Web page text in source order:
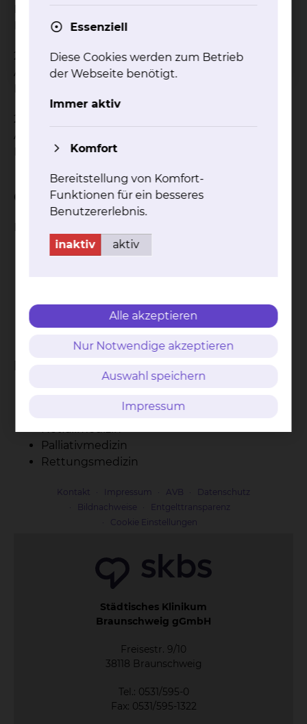
Funktionsoberarzt Städtisches Klinikum
Braunschweig, Klinik für Anästhesiologie
2003
Assistenzarzt Städtisches Klinikum
2001
Ärztin im Praktikum Städtisches Klinikum
Braunschweig, Klinik für Anästhesiologie
Qualifikation
Anästhesie
Leitender Notarzt
Transplantationsbeauftragter
Intensivmedizin
Palliativmedizin
Rettungsmedizin
Kontakt Impressum AVB
Datenschutz
Bildnachweise
Entgelttransparenz
Cookie Einstellungen
Städtisches Klinikum
Braunschweig gGmbH
Freisestr. 9/10
38118 Braunschweig
Tel.: 0531/595-0
Fax: 0531/595-1322
Essenziell
Diese Cookies werden zum Betrieb
der Webseite benötigt.
Immer aktiv
Komfort
Bereitstellung von Komfort-
Funktionen für ein besseres
Benutzererlebnis.
inaktiv aktiv
Alle akzeptieren
Nur Notwendige akzeptieren
Auswahl speichern
Impressum